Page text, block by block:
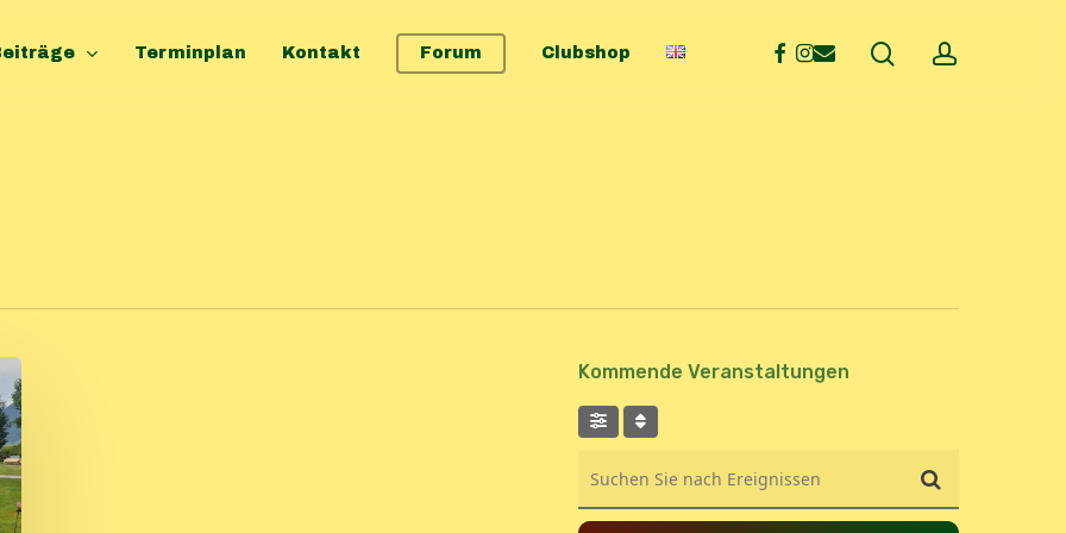
Terminplan Kontakt Forum Clubshop facebook
instagram
email searchaccount
Kommende Veranstaltungen